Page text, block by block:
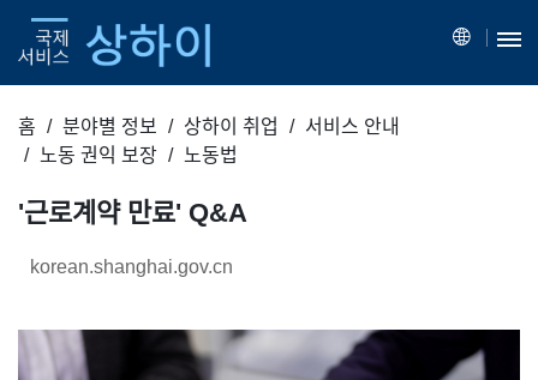
홈 분야별 정보 상하이 취업
서비스 안내
노동 권익 보장
노동법
'근로계약 만료' Q&A
korean.shanghai.gov.cn